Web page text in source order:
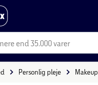
end 35.000 varer
Personlig pleje Makeup